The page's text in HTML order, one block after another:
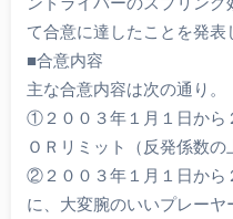
て合意に達したことを発表
■合意内容
主な合意内容は次の通り。
①２００３年１月１日から
ＯＲリミット（反発係数の
②２００３年１月１日から
に、大変腕のいいプレー